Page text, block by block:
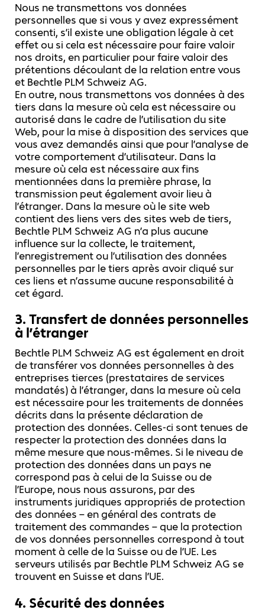
Nous ne transmettons vos données
personnelles que si vous y avez expressément
consenti, s’il existe une obligation légale à cet
effet ou si cela est nécessaire pour faire valoir
nos droits, en particulier pour faire valoir des
prétentions découlant de la relation entre vous
et Bechtle PLM Schweiz AG.
En outre, nous transmettons vos données à des
tiers dans la mesure où cela est nécessaire ou
autorisé dans le cadre de l’utilisation du site
Web, pour la mise à disposition des services que
vous avez demandés ainsi que pour l’analyse de
votre comportement d’utilisateur. Dans la
mesure où cela est nécessaire aux fins
mentionnées dans la première phrase, la
transmission peut également avoir lieu à
l’étranger. Dans la mesure où le site web
contient des liens vers des sites web de tiers,
Bechtle PLM Schweiz AG n’a plus aucune
influence sur la collecte, le traitement,
l’enregistrement ou l’utilisation des données
personnelles par le tiers après avoir cliqué sur
ces liens et n’assume aucune responsabilité à
cet égard.
3. Transfert de données personnelles
à l’étranger
Bechtle PLM Schweiz AG est également en droit
de transférer vos données personnelles à des
entreprises tierces (prestataires de services
mandatés) à l’étranger, dans la mesure où cela
est nécessaire pour les traitements de données
décrits dans la présente déclaration de
protection des données. Celles-ci sont tenues de
respecter la protection des données dans la
même mesure que nous-mêmes. Si le niveau de
protection des données dans un pays ne
correspond pas à celui de la Suisse ou de
l’Europe, nous nous assurons, par des
instruments juridiques appropriés de protection
des données – en général des contrats de
traitement des commandes – que la protection
de vos données personnelles correspond à tout
moment à celle de la Suisse ou de l’UE. Les
serveurs utilisés par Bechtle PLM Schweiz AG se
trouvent en Suisse et dans l’UE.
4. Sécurité des données